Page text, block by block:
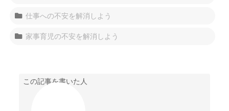
仕事への不安を解消しよう
家事育児の不安を解消しよう
この記事を書いた人